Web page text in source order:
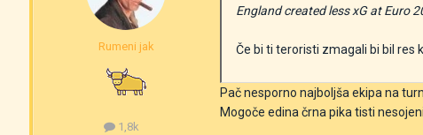
Rumeni jak
1,8k
England created less xG at Euro
Če bi ti teroristi zmagali bi bil res
Pač nesporno najboljša ekipa na
Mogoče edina črna pika tisti